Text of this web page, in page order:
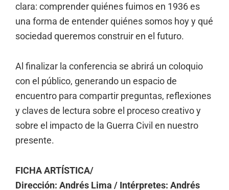
clara: comprender quiénes fuimos en 1936 es
una forma de entender quiénes somos hoy y qué
sociedad queremos construir en el futuro.
Al finalizar la conferencia se abrirá un coloquio
con el público, generando un espacio de
encuentro para compartir preguntas, reflexiones
y claves de lectura sobre el proceso creativo y
sobre el impacto de la Guerra Civil en nuestro
presente.
FICHA ARTÍSTICA/
Dirección: Andrés Lima / Intérpretes: Andrés